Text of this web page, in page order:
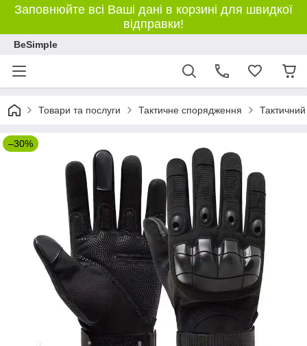
Заповнюйте всі Ваші дані в корзині для швидкої
відправки!
BeSimple
Товари та послуги Тактичне спорядження
–30%